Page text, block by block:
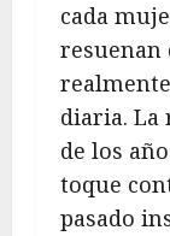
cada
resuenan
diaria. La
de los
toque
pasado